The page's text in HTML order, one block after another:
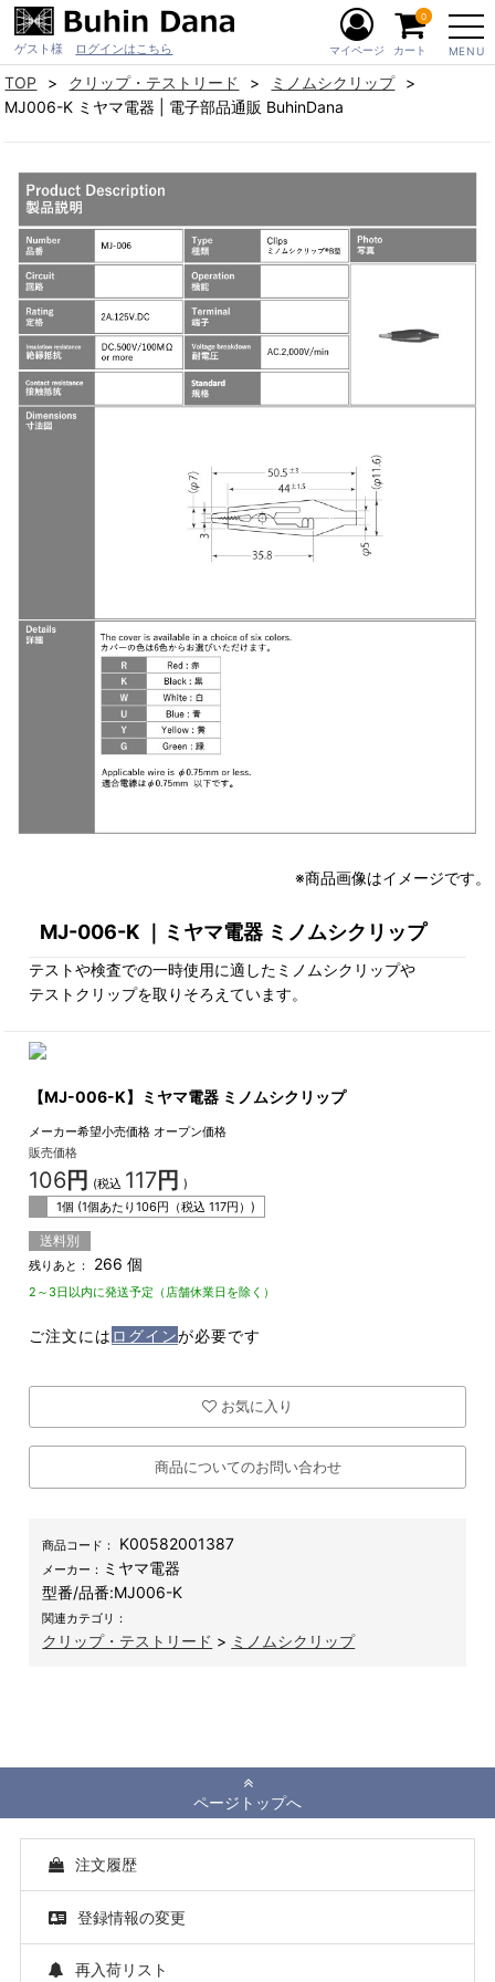
ゲスト様 ログインはこちら MENU
マイページ カート
0
TOP クリップ・テストリード
ミノムシクリップ
MJ006-K ミヤマ電器 | 電子部品通販 BuhinDana
※商品画像はイメージです。
MJ-006-K ｜ミヤマ電器 ミノムシクリップ
テストや検査での一時使用に適したミノムシクリップや
テストクリップを取りそろえています。
【MJ-006-K】ミヤマ電器 ミノムシクリップ
メーカー希望小売価格 オープン価格
販売価格
106円 (税込 117円 )
1個 (1個あたり106円（税込117円）)
送料別
残りあと： 266 個
2～3日以内に発送予定（店舗休業日を除く）
ご注文には ログインが必要です
お気に入り
商品についてのお問い合わせ
商品コード： K00582001387
メーカー： ミヤマ電器
型番/品番:MJ006-K
関連カテゴリ：
クリップ・テストリード > ミノムシクリップ
ページトップへ
注文履歴
登録情報の変更
再入荷リスト